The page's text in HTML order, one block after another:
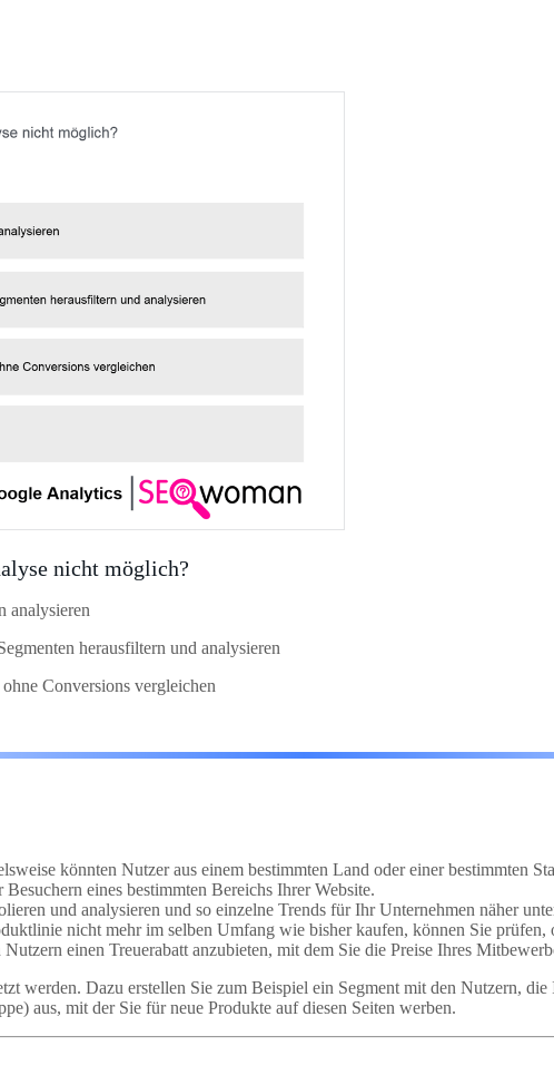
nicht möglich?
analysieren
herausfiltern und analysieren
Conversions vergleichen
könnten Nutzer aus einem bestimmten Land oder einer bestimmten
eines bestimmten Bereichs Ihrer Website.
und analysieren und so einzelne Trends für Ihr Unternehmen näher
nicht mehr im selben Umfang wie bisher kaufen, können Sie
einen Treuerabatt anzubieten, mit dem Sie die Preise Ihres
werden. Dazu erstellen Sie zum Beispiel ein Segment mit den Nutzern,
aus, mit der Sie für neue Produkte auf diesen Seiten werben.